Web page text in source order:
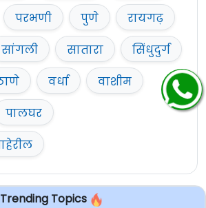
परभणी पुणे
रायगढ़
सांगली सातारा
सिंधुदुर्ग
वर्धा
वाशीम
पालघर
Trending Topics